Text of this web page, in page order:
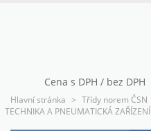
Cena s DPH / bez DPH
Hlavní stránka > Třídy norem ČSN
TECHNIKA A PNEUMATICKÁ ZAŘÍZENÍ